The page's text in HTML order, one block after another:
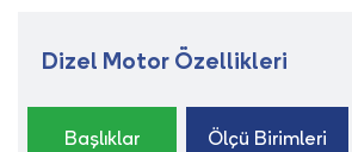
Dizel Motor Özellikleri
Başlıklar Ölçü Birimleri